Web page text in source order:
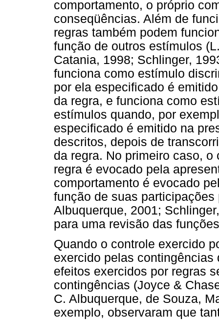
comportamento, o próprio
conseqüências. Além de
regras também podem
função de outros estímulos
Catania, 1998; Schlinger,
funciona como estímulo
por ela especificado é
da regra, e funciona como
estímulos quando, por
especificado é emitido na
descritos, depois de
da regra. No primeiro caso,
regra é evocado pela
comportamento é evocado
função de suas
Albuquerque, 2001;
para uma revisão das
Quando o controle exercido
exercido pelas
efeitos exercidos por regras
contingências (Joyce &
C. Albuquerque, de Souza,
exemplo, observaram que